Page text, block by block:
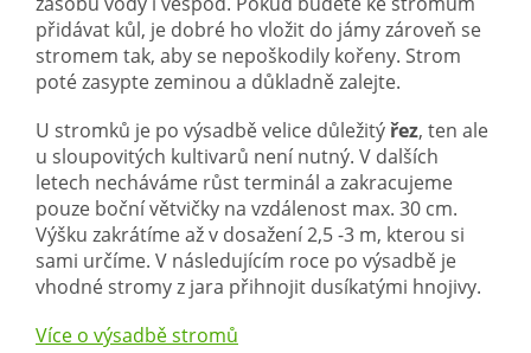
přidávat kůl, je dobré ho vložit do jámy zároveň se
stromem tak, aby se nepoškodily kořeny. Strom
poté zasypte zeminou a důkladně zalejte.
U stromků je po výsadbě velice důležitýřez, ten ale
u sloupovitých kultivarů není nutný. V dalších
letech necháváme růst terminál a zakracujeme
pouze boční větvičky na vzdálenost max. 30 cm.
Výšku zakrátíme až v dosažení 2,5 -3 m, kterou si
sami určíme. V následujícím roce po výsadbě je
vhodné stromy z jara přihnojit dusíkatými hnojivy.
Více o výsadbě stromů